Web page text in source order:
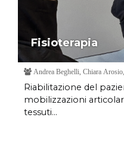
Fisioterapia
Andrea Beghelli, Chiara Arosio,
Riabilitazione del
mobilizzazioni
tessuti...